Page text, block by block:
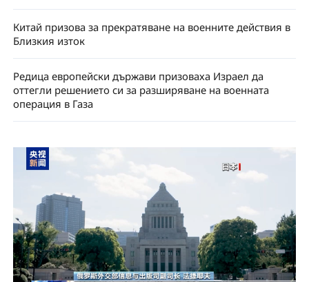
Китай призова за прекратяване на военните действия в
Близкия изток
Редица европейски държави призоваха Израел да
оттегли решението си за разширяване на военната
операция в Газа